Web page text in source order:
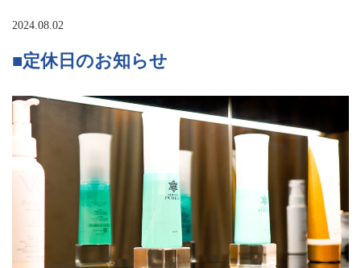
2024.08.02
■定休日のお知らせ